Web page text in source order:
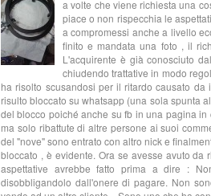
a volte che viene richiesta una
piace o non rispecchia le
a compromessi anche a livello
finito e mandata una foto , il
L'acquirente è già conosciuto
chiudendo trattative in modo
ha risolto scusandosi per il ritardo causato
risulto bloccato su whatsapp (una sola spunta
del blocco poiché anche su fb in una pagina
ma solo ribattute di altre persone ai suoi
del "nove" sono entrato con altro nick e
bloccato , è evidente. Ora se avesse avuto
aspettative avrebbe fatto prima a dire :
disobbligandolo dall'onere di pagare. Non